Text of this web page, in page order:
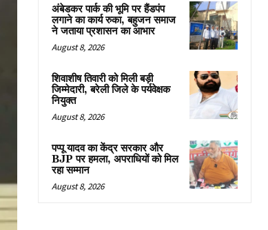
अंबेडकर पार्क की भूमि पर हैंडपंप
लगाने का कार्य रुका, बहुजन समाज
ने जताया प्रशासन का आभार
August 8, 2026
शिवाशीष तिवारी को मिली बड़ी
जिम्मेदारी, बरेली जिले के पर्यवेक्षक
नियुक्त
August 8, 2026
पप्पू यादव का केंद्र सरकार और
BJP पर हमला, अपराधियों को मिल
रहा सम्मान
August 8, 2026